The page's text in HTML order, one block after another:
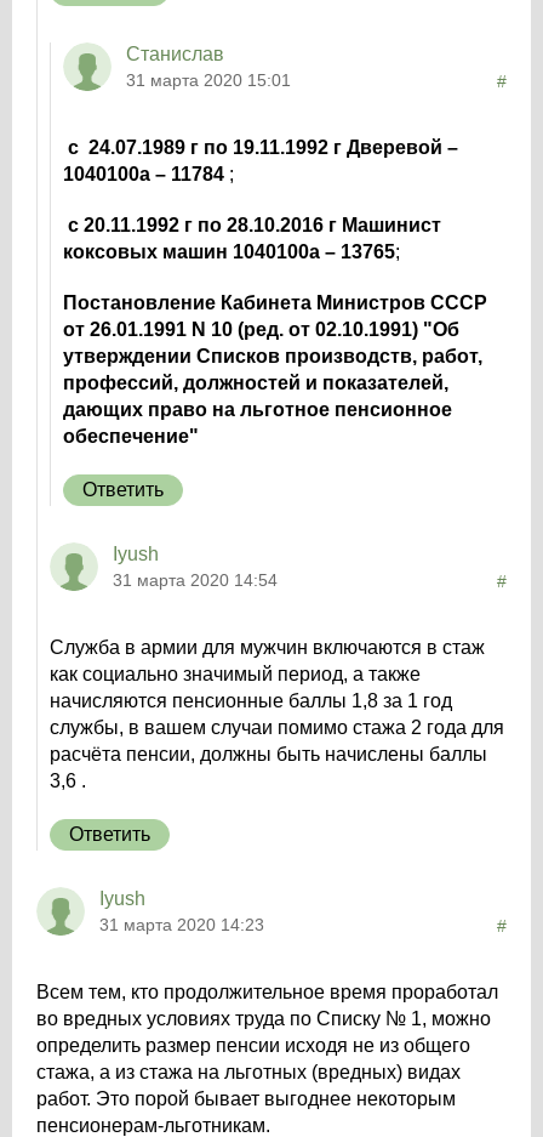
Станислав
31 марта 2020 15:01 #
с 24.07.1989 г по 19.11.1992 г Дверевой –
1040100а – 11784 ;
с 20.11.1992 г по 28.10.2016 г Машинист
коксовых машин 1040100а – 13765;
Постановление Кабинета Министров СССР
от 26.01.1991 N 10 (ред. от 02.10.1991) "Об
утверждении Списков производств, работ,
профессий, должностей и показателей,
дающих право на льготное пенсионное
обеспечение"
Ответить
Iyush
31 марта 2020 14:54 #
Служба в армии для мужчин включаются в стаж
как социально значимый период, а также
начисляются пенсионные баллы 1,8 за 1 год
службы, в вашем случаи помимо стажа 2 года для
расчёта пенсии, должны быть начислены баллы
3,6 .
Ответить
Iyush
31 марта 2020 14:23 #
Всем тем, кто продолжительное время проработал
во вредных условиях труда по Списку № 1, можно
определить размер пенсии исходя не из общего
стажа, а из стажа на льготных (вредных) видах
работ. Это порой бывает выгоднее некоторым
пенсионерам-льготникам.